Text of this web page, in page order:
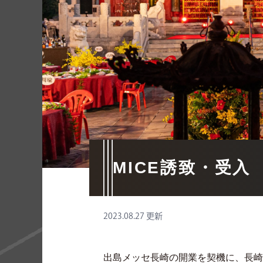
MICE誘致・受入
2023.08.27 更新
出島メッセ長崎の開業を契機に、長